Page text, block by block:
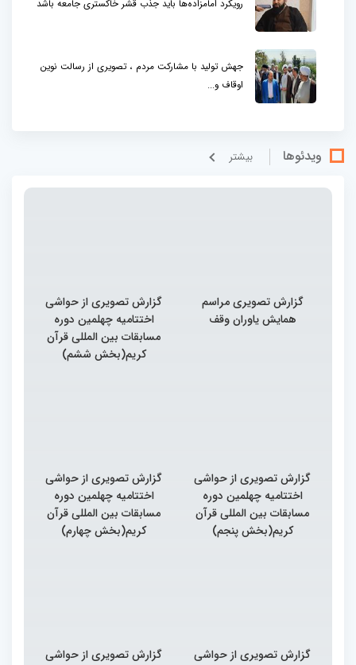
رویکرد امامزاده‌ها باید جذب قشر خاکستری جامعه باشد
جهش تولید با مشارکت مردم ، تصویری از رسالت نوین
اوقاف و...
ویدئوها بيشتر
گزارش تصویری مراسم
همایش یاوران وقف
گزارش تصویری از حواشی
اختتامیه چهلمین دوره
مسابقات بین المللی قرآن
کریم(بخش ششم)
گزارش تصویری از حواشی
اختتامیه چهلمین دوره
مسابقات بین المللی قرآن
کریم(بخش پنجم)
گزارش تصویری از حواشی
اختتامیه چهلمین دوره
مسابقات بین المللی قرآن
کریم(بخش چهارم)
گزارش تصویری از حواشی
گزارش تصویری از حواشی